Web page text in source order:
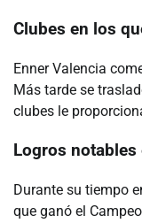
Clubes en los
Enner Valencia
Más tarde se
clubes le
Logros
Durante su tiempo
que ganó el